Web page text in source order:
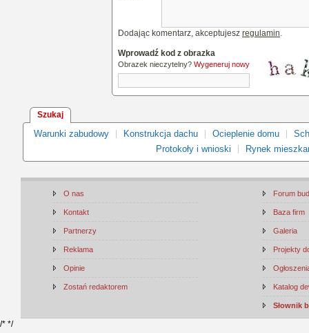
Dodając komentarz, akceptujesz regulamin.
Wprowadź kod z obrazka
Obrazek nieczytelny? Wygeneruj nowy
Szukaj
Warunki zabudowy Konstrukcja dachu Ocieplenie domu
Protokoły i wnioski
Rynek
O nas
Kontakt
Partnerzy
Reklama
Opinie
Zostań redaktorem
Forum
Baza firm
Galeria
Projekty
Katalog
Słownik
/* */